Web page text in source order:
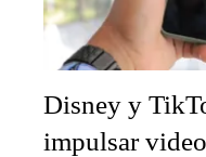
Disney y
impulsar